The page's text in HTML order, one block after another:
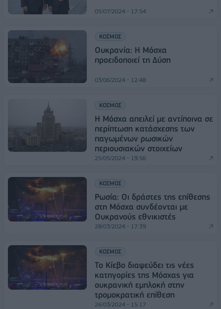
05/07/2024 - 17:54
ΚΟΣΜΟΣ
Ουκρανία: Η Μόσχα
προειδοποιεί τη Δύση
03/06/2024 - 12:48
ΚΟΣΜΟΣ
Η Μόσχα απειλεί με αντίποινα σε
περίπτωση κατάσxεσης των
παγωμένων ρωσικών
περιουσιακών στοιχείων
25/05/2024 - 19:56
ΚΟΣΜΟΣ
Ρωσία: Οι δράστες της επίθεσης
στη Μόσχα συνδέονται με
Ουκρανούς εθνικιστές
28/03/2024 - 17:39
ΚΟΣΜΟΣ
Το Κίεβο διαψεύδει τις νέες
κατηγορίες της Μόσχας για
ουκρανική εμπλοκή στην
τρομοκρατική επίθεση
26/03/2024 - 15:17